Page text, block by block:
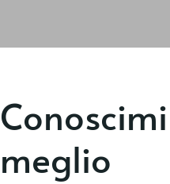
Conoscimi
meglio